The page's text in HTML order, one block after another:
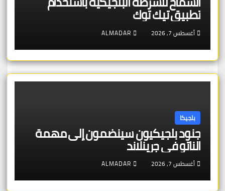
تطبيق تيك توك
أغسطس 7, 2026 ALMADAR
بلجيكا
جنود بلجيكيون سينضمون إلى مهمة
الناتو في جرينلاند
أغسطس 7, 2026 ALMADAR